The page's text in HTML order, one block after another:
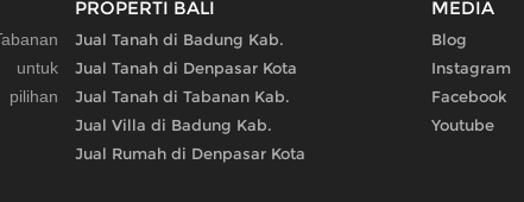
untuk
PROPERTI BALI
Jual Tanah di Badung Kab.
Jual Tanah di Denpasar Kota
Jual Tanah di Tabanan Kab.
Jual Villa di Badung Kab.
Jual Rumah di Denpasar Kota
MEDIA
Blog
Instagram
Facebook
Youtube